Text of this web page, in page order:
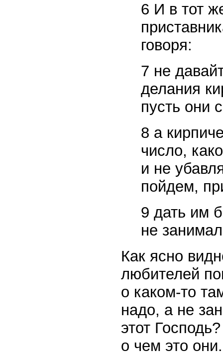
6 И в тот
говоря:
7 не
делания
пусть они
8 а
число,
и не
пойдем,
9 дать им
не
Как ясно
любителей
о каком-то
надо, а не
этот
о чем это